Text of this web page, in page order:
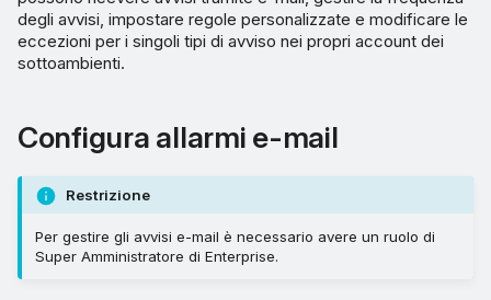
한국어
Frequenza
Regole personalizzate
Eccezioni
degli avvisi, impostare regole personalizzate e modificare le
eccezioni per i singoli tipi di avviso nei propri account dei
sottoambienti.
Configura allarmi e-mail
Restrizione
Per gestire gli avvisi e-mail è necessario avere un ruolo di
Super Amministratore di Enterprise.